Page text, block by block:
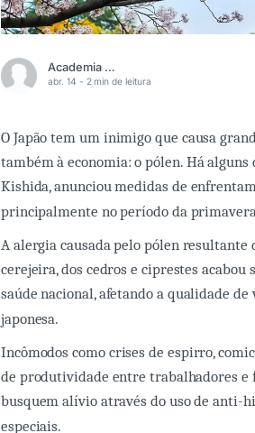
Academia Médica
abr. 14 - 2 min de leitura
O Japão tem um inimigo que causa
também à economia: o pólen. Há
Kishida, anunciou medidas de
principalmente no período da
A alergia causada pelo pólen resultante
cerejeira, dos cedros e ciprestes
saúde nacional, afetando a qualidade
japonesa.
Incômodos como crises de espirro,
de produtividade entre trabalhadores e
busquem alívio através do uso de anti-
especiais.